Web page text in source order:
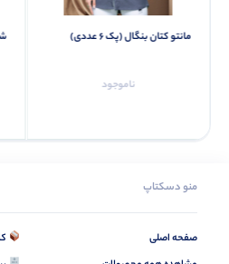
شلوار بگ کتان (پک 5 عددی)
منو دسکتاپ
صفحه اصلی